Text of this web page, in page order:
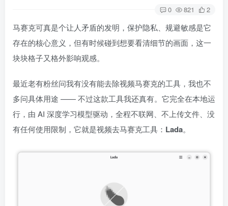
0 821 2
马赛克可真是个让人矛盾的发明，保护隐私、规避敏感是它
存在的核心意义，但有时候碰到想要看清细节的画面，这一
块块格子又格外影响观感。
最近老有粉丝问我有没有能去除视频马赛克的工具，我也不
多问具体用途 —— 不过这款工具我还真有。它完全在本地运
行，由 AI 深度学习模型驱动，全程不联网、不上传文件、没
有任何使用限制，它就是视频去马赛克工具： Lada。